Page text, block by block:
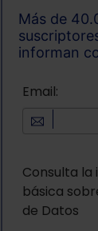
Más de
informan
Email:
Consulta
básica
de Datos